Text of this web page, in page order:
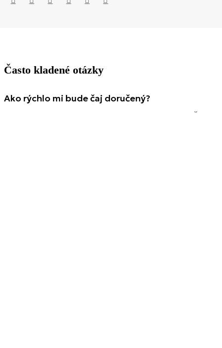
Často kladené otázky
Ako rýchlo mi bude čaj doručený?